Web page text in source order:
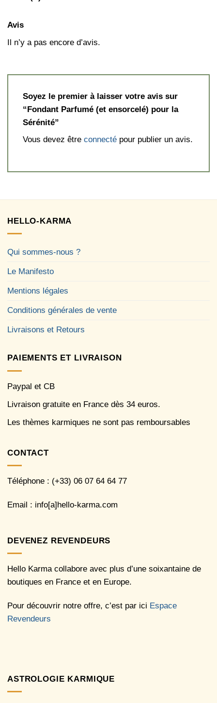
Avis
Il n’y a pas encore d’avis.
Soyez le premier à laisser votre avis sur
“Fondant Parfumé (et ensorcelé) pour la
Sérénité”
Vous devez être connecté pour publier un avis.
HELLO-KARMA
Qui sommes-nous ?
Le Manifesto
Mentions légales
Conditions générales de vente
Livraisons et Retours
PAIEMENTS ET LIVRAISON
Paypal et CB
Livraison gratuite en France dès 34 euros.
Les thèmes karmiques ne sont pas remboursables
CONTACT
Téléphone : (+33) 06 07 64 64 77
Email : info[a]hello-karma.com
DEVENEZ REVENDEURS
Hello Karma collabore avec plus d’une soixantaine de
boutiques en France et en Europe.
Pour découvrir notre offre, c’est par ici Espace
Revendeurs
ASTROLOGIE KARMIQUE